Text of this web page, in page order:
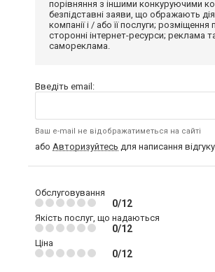
порівняння з іншими конкуруючими
безпідставні заяви, що ображають
компанії і / або її послуги; розміщення
сторонні інтернет-ресурси; реклама
самореклама.
Введіть email:
Ваш e-mail не відображатиметься на сайті
або Авторизуйтесь для написання відгуку
Обслуговування
0/12
Якість послуг, що надаються
0/12
Ціна
0/12